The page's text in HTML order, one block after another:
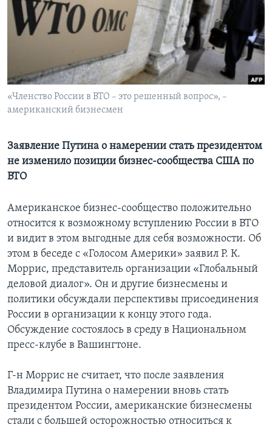
Learning English
Языки
«Членство России в ВТО – это решенный вопрос», –
американский бизнесмен
Заявление Путина о намерении стать президентом
не изменило позиции бизнес-сообщества США по
ВТО
Американское бизнес-сообщество положительно
относится к возможному вступлению России в ВТО
и видит в этом выгодные для себя возможности. Об
этом в беседе с «Голосом Америки» заявил Р. К.
Моррис, представитель организации «Глобальный
деловой диалог». Он и другие бизнесмены и
политики обсуждали перспективы присоединения
России в организации к концу этого года.
Обсуждение состоялось в среду в Национальном
пресс-клубе в Вашингтоне.
Г-н Моррис не считает, что после заявления
Владимира Путина о намерении вновь стать
президентом России, американские бизнесмены
стали с большей осторожностью относиться к